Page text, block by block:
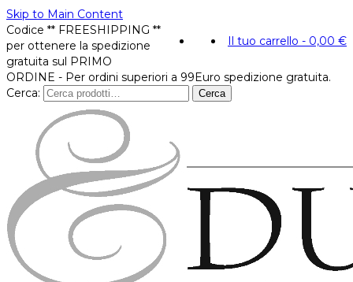
Skip to Main Content
Il tuo carrello - 0,00 €
Codice ** FREESHIPPING **
per ottenere la spedizione
gratuita sul PRIMO
ORDINE - Per ordini superiori a 99Euro spedizione gratuita.
Cerca:
Cerca